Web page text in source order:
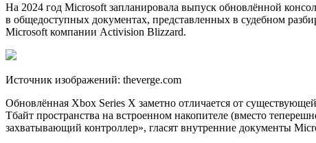
На 2024 год Microsoft запланировала выпуск обновлённой
в общедоступных документах, представленных в судебном
Microsoft компании Activision Blizzard.
Источник изображений: theverge.com
Обновлённая Xbox Series X заметно отличается от существующей
Тбайт пространства на встроенном накопителе (вместо
захватывающий контроллер», гласят внутренние документы